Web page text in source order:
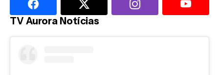
TV Aurora Notícias